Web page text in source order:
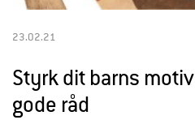
23.02.21
Styrk dit barns
gode råd